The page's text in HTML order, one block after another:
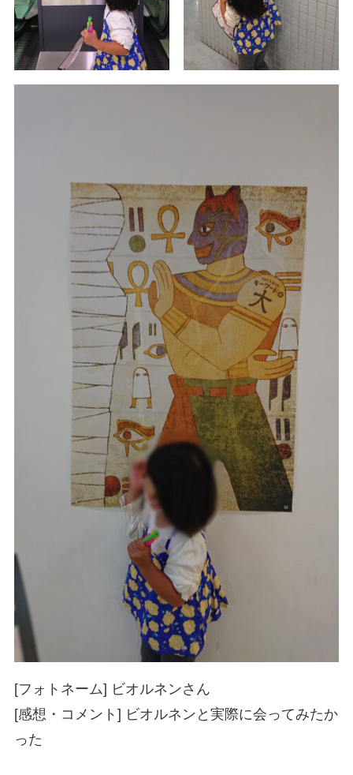
[フォトネーム] ビオルネンさん
[感想・コメント] ビオルネンと実際に会ってみたか
った